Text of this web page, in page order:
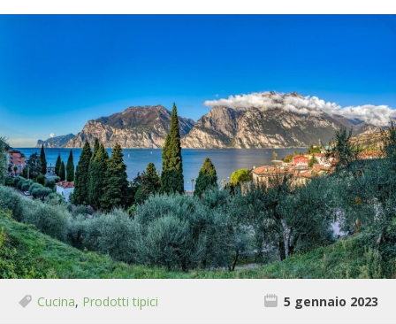
VIGNETO
BIODIVERSITÀ
CUCINA
PRODOTTI
FARFALLE DELLA CAMPAGNA
Cucina, Prodotti tipici 5 gennaio 2023